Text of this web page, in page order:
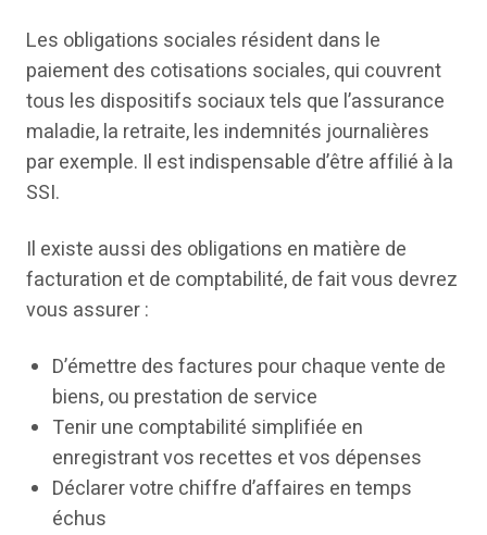
Les obligations sociales résident dans le
paiement des cotisations sociales, qui couvrent
tous les dispositifs sociaux tels que l’assurance
maladie, la retraite, les indemnités journalières
par exemple. Il est indispensable d’être affilié à la
SSI.
Il existe aussi des obligations en matière de
facturation et de comptabilité, de fait vous devrez
vous assurer :
D’émettre des factures pour chaque vente de
biens, ou prestation de service
Tenir une comptabilité simplifiée en
enregistrant vos recettes et vos dépenses
Déclarer votre chiffre d’affaires en temps
échus